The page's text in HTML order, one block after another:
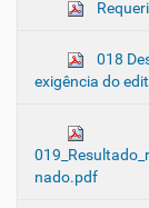
018
exigência do
nado.pdf